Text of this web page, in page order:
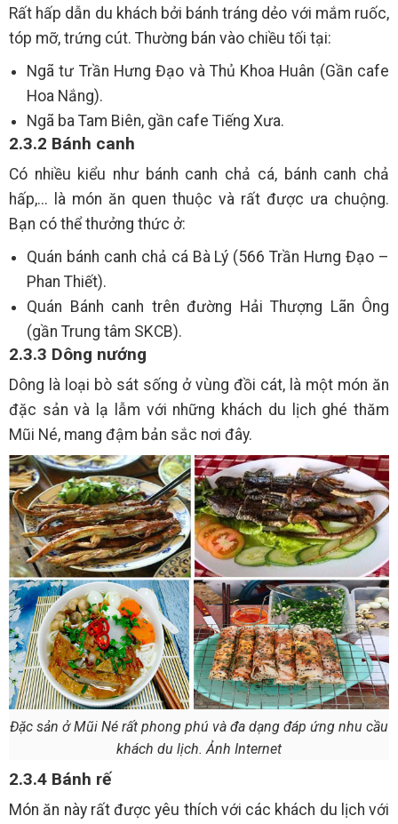
Rất hấp dẫn du khách bởi bánh tráng dẻo với mắm ruốc,
tóp mỡ, trứng cút. Thường bán vào chiều tối tại:
Ngã tư Trần Hưng Đạo và Thủ Khoa Huân (Gần cafe
Hoa Nắng).
Ngã ba Tam Biên, gần cafe Tiếng Xưa.
2.3.2 Bánh canh
Có nhiều kiểu như bánh canh chả cá, bánh canh chả
hấp,... là món ăn quen thuộc và rất được ưa chuộng.
Bạn có thể thưởng thức ở:
Quán bánh canh chả cá Bà Lý (566 Trần Hưng Đạo –
Phan Thiết).
Quán Bánh canh trên đường Hải Thượng Lãn Ông
(gần Trung tâm SKCB).
2.3.3 Dông nướng
Dông là loại bò sát sống ở vùng đồi cát, là một món ăn
đặc sản và lạ lẫm với những khách du lịch ghé thăm
Mũi Né, mang đậm bản sắc nơi đây.
Đặc sản ở Mũi Né rất phong phú và đa dạng đáp ứng nhu cầu
khách du lịch. Ảnh Internet
2.3.4 Bánh rế
Món ăn này rất được yêu thích với các khách du lịch với